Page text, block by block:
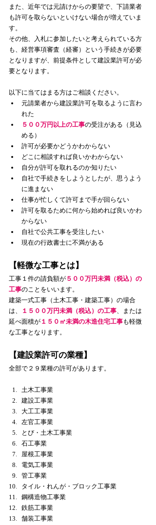
また、近年では元請けからの要望で、下請業者
も許可を取らないといけない場合が増えていま
す。
その他、入札に参加したいと考えられている方
も、経営事項審査（経審）という手続きが必要
となりますが、前提条件として建設業許可が必
要となります。
以下に当てはまる方はご相談ください。
元請業者から建設業許可を取るように言わ
れた
５００万円以上の工事の受注がある（見込
める）
許可が必要かどうかわからない
どこに相談すれば良いかわからない
​自分が許可を取れるのか知りたい
自社で手続きをしようとしたが、思うよう
に進まない
仕事が忙しくて許可まで手が回らない
許可を取るために何から始めれば良いかわ
からない
自社で公共工事を受注したい
現在の行政書士に不満がある
【軽微な工事とは】
工事１件の請負額が ５００万円未満（税込）の
工事のことをいいます。
建築一式工事（土木工事・建築工事）の場合
は、
１５００万円未満（税込）の工事、または
延べ面積が １５０㎡未満の木造住宅工事も軽微
な工事となります。
【建設業許可の業種】
全部で２９業種の許可があります。
土木工事業
建設工事業
大工工事業
左官工事業
とび・土木工事業
石工事業
屋根工事業
電気工事業
管工事業
タイル・れんが・ブロック工事業
鋼構造物工事業
鉄筋工事業
舗装工事業